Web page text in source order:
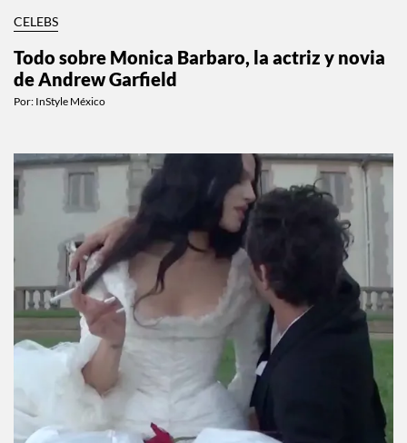
CELEBS
Todo sobre Monica Barbaro, la actriz y novia
de Andrew Garfield
Por: InStyle México